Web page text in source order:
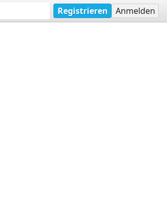
Registrieren Anmelden